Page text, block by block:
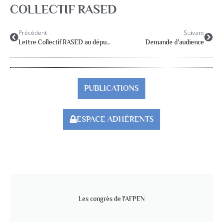
COLLECTIF RASED
Précédent
Lettre Collectif RASED au député R.REDA juin 2023
Suivant
Demande d’audience
PUBLICATIONS
ESPACE ADHÉRENTS
Les congrès de l'AFPEN